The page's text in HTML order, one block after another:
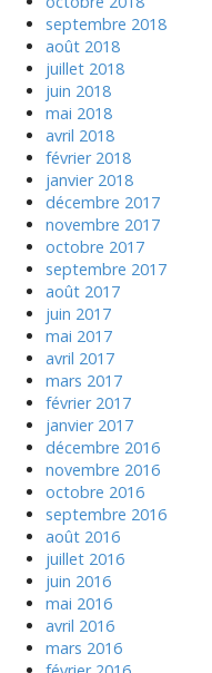
septembre 2018
août 2018
juillet 2018
juin 2018
mai 2018
avril 2018
février 2018
janvier 2018
décembre 2017
novembre 2017
octobre 2017
septembre 2017
août 2017
juin 2017
mai 2017
avril 2017
mars 2017
février 2017
janvier 2017
décembre 2016
novembre 2016
octobre 2016
septembre 2016
août 2016
juillet 2016
juin 2016
mai 2016
avril 2016
mars 2016